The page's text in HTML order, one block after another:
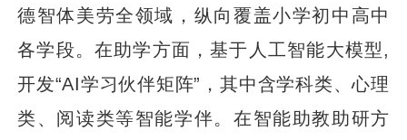
德智体美劳全领域，纵向覆盖小学初中高中
各学段。在助学方面，基于人工智能大模型,
开发“AI学习伙伴矩阵”，其中含学科类、心理
类、阅读类等智能学伴。在智能助教助研方